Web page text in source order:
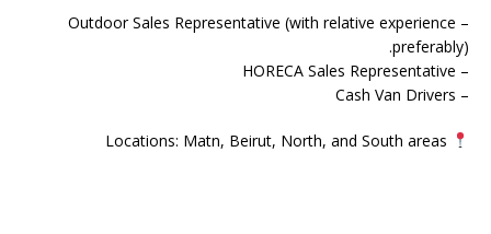
– Outdoor Sales Representative (with relative experience
preferably).
– HORECA Sales Representative
– Cash Van Drivers